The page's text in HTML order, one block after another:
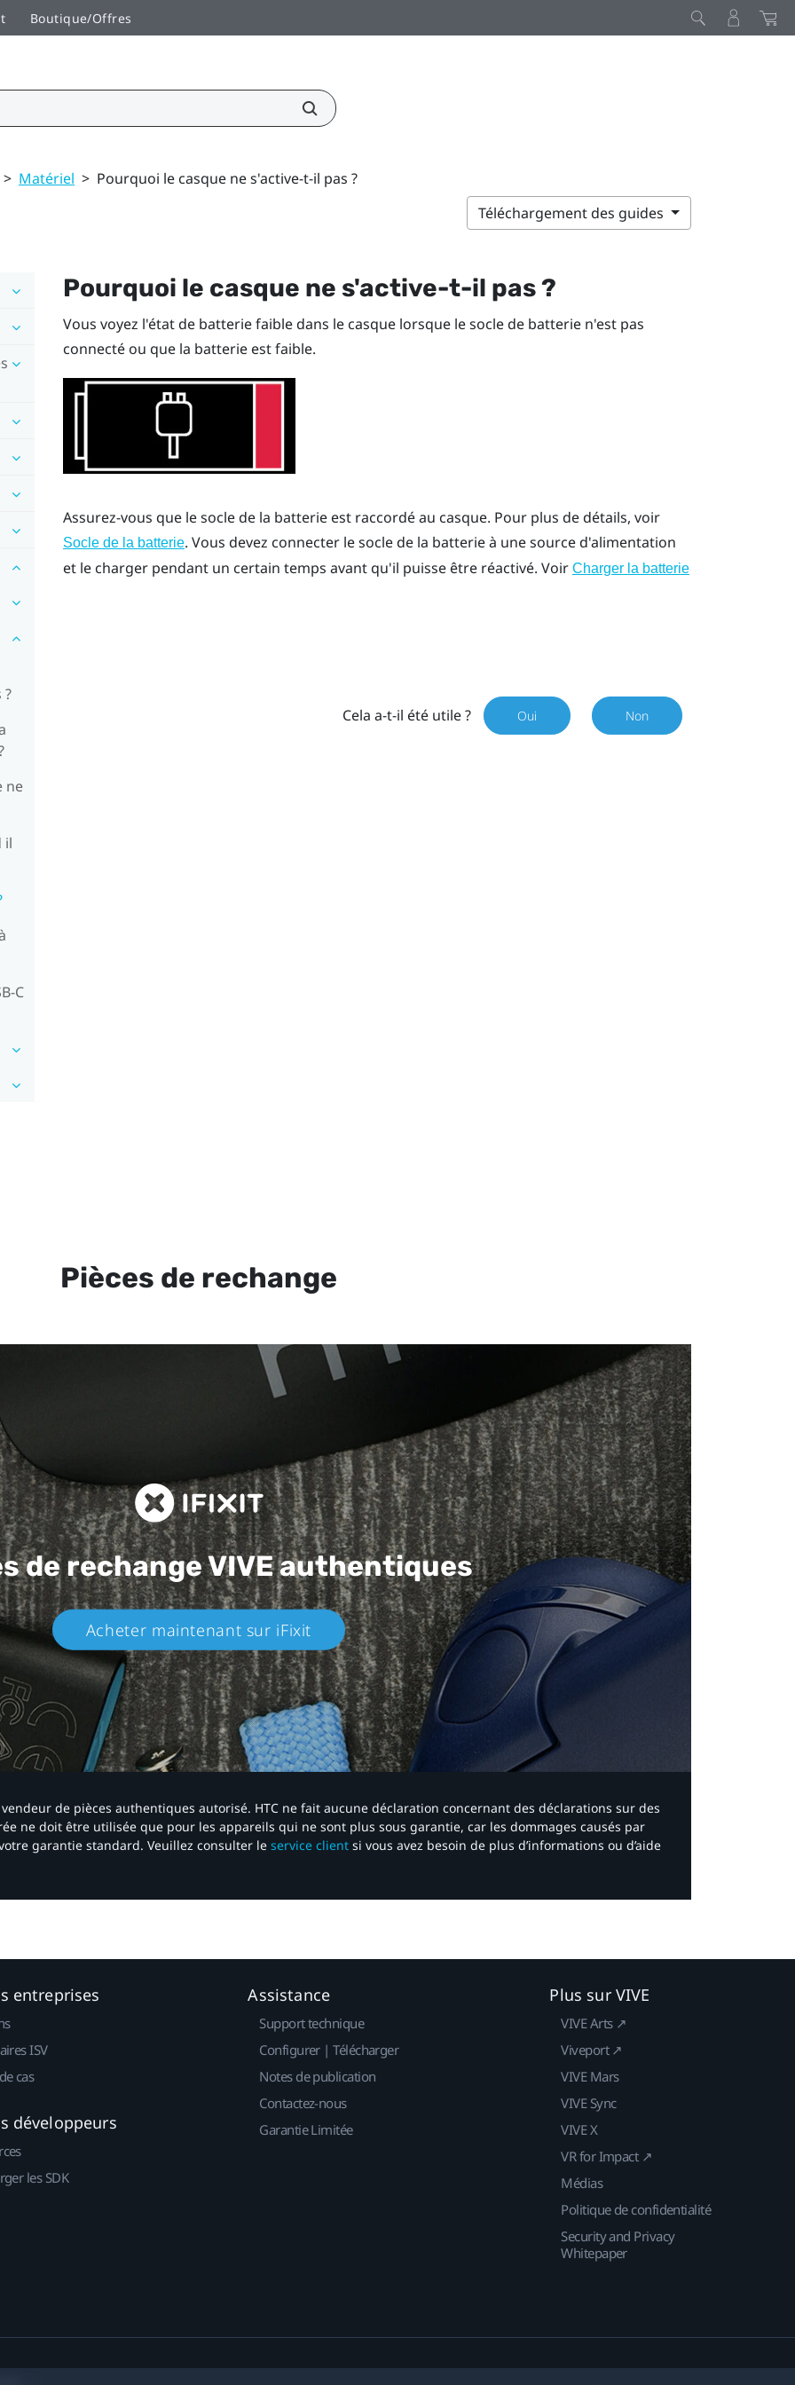
Boutique/Offres
> Matériel > Pourquoi le casque ne s'active-t-il pas ?
Téléchargement des guides
ne
il
C
Pourquoi le casque ne s'active-t-il pas ?
Vous voyez l'état de batterie faible dans le casque lorsque le socle de batterie n'est pas
connecté ou que la batterie est faible.
Assurez-vous que le socle de la batterie est raccordé au casque. Pour plus de détails, voir
Socle de la batterie. Vous devez connecter le socle de la batterie à une source d'alimentation
et le charger pendant un certain temps avant qu'il puisse être réactivé. Voir Charger la batterie
Cela a-t-il été utile ? Oui Non
Pièces de rechange
de rechangeVIVE authentiques​
Acheter maintenant sur iFixit​
de pièces authentiques autorisé. HTC ne fait aucune déclaration concernant des déclarations sur des
ne doit être utilisée que pour les appareils qui ne sont plus sous garantie, car les dommages causés par
garantie standard. Veuillez consulter le service client si vous avez besoin de plus d’informations ou d’aide
entreprises
ISV
cas
développeurs
les SDK
Assistance
Support technique
Configurer | Télécharger
Notes de publication
Contactez-nous
Garantie Limitée
Plus sur VIVE
VIVE Arts ↗
Viveport ↗
VIVE Mars
VIVE Sync
VIVE X
VR for Impact ↗
Médias
Politique de confidentialité
Security and Privacy
Whitepaper